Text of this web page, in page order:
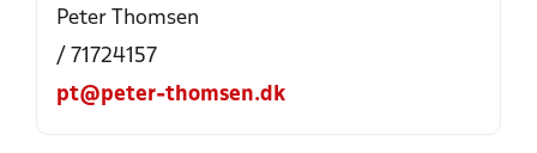
Peter Thomsen
/ 71724157
pt@peter-thomsen.dk